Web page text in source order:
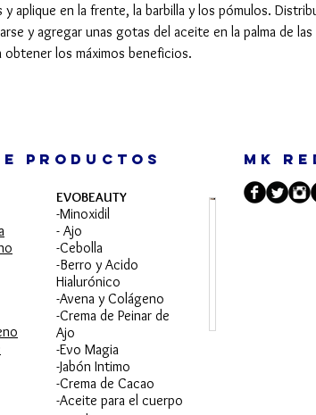
y aplique en la frente, la barbilla y los pómulos.
y agregar unas gotas del aceite en la palma de
obtener los máximos beneficios.
PRODUCTOS MK
EVOBEAUTY
-Minoxidil
- Ajo
-Cebolla
-Berro y Acido
Hialurónico
-Avena y Colágeno
-Crema de Peinar de
Ajo
-Evo Magia
-Jabón Intimo
-Crema de Cacao
-Aceite para el cuerpo